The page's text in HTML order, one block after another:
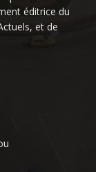
éditrice du
et de